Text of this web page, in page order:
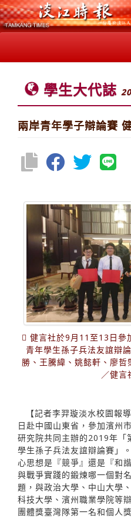
學生大代誌
兩岸青年學子辯論賽
 健言社於9月11至13日參
青年學生孫子兵法友誼辯
勝、王騰緯、姚懿軒、廖
／健言
【記者李羿璇淡水校園報
日赴中國山東省，參加濱州
研究院共同主辦的2019年「
學生孫子兵法友誼辯論賽」
心思想是『競爭』還是『和
與戰爭實踐的鍛煉哪一個對
題，與政治大學、中山大學
科技大學、濱州職業學院等
團體獎臺灣隊第一名和個人